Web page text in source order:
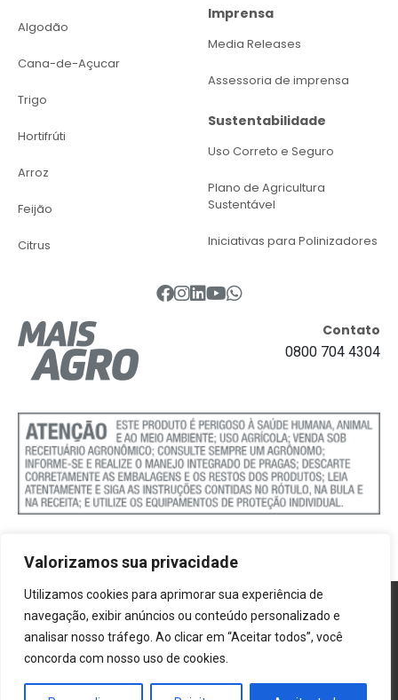
Valorizamos sua privacidade
Utilizamos cookies para aprimorar sua experiência de
navegação, exibir anúncios ou conteúdo personalizado e
analisar nosso tráfego. Ao clicar em “Aceitar todos”, você
concorda com nosso uso de cookies.
Algodão
Cana-de-Açucar
Trigo
Hortifrúti
Arroz
Feijão
Citrus
Imprensa
Media Releases
Assessoria de imprensa
Sustentabilidade
Uso Correto e Seguro
Plano de Agricultura
Sustentável
Iniciativas para Polinizadores
Contato
0800 704 4304
Política de Cookies
Termos e Condições